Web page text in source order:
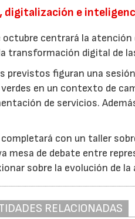
digitalización e
octubre centrará la
transformación digital de
previstos figuran una
en un contexto de
de servicios.
con un taller
mesa de debate entre
sobre la evolución de la
RELACIONADAS